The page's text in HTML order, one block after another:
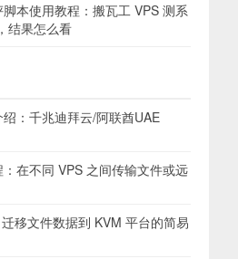
本使用教程：搬瓦工 VPS 测系
结果怎么看
：千兆迪拜云/阿联酋UAE
在不同 VPS 之间传输文件或远
移文件数据到 KVM 平台的简易